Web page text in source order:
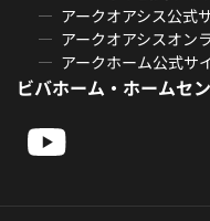
アークオアシス公式
アークオアシスオン
アークホーム公式サ
ビバホーム・ホームセ